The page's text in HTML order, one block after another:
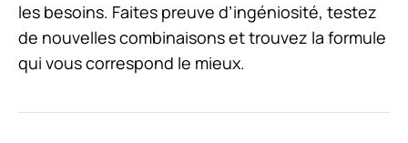
les besoins. Faites preuve d’ingéniosité, testez
de nouvelles combinaisons et trouvez la formule
qui vous correspond le mieux.